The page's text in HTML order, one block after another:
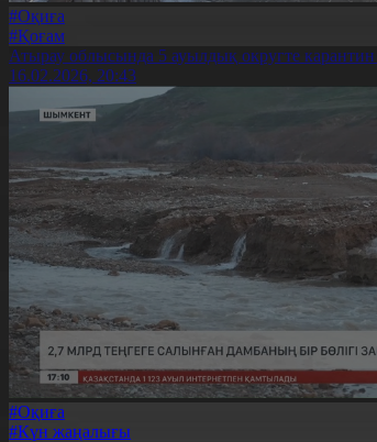
#Оқиға
#Қоғам
Атырау облысында 5 ауылдық округте
16.02.2026, 20:43
#Оқиға
#Күн жаңалығы